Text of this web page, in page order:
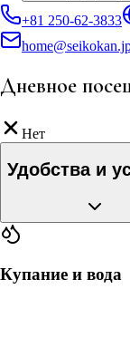
+81 250-62-3833
Дневное
Нет
Удобства и
Купание и вода